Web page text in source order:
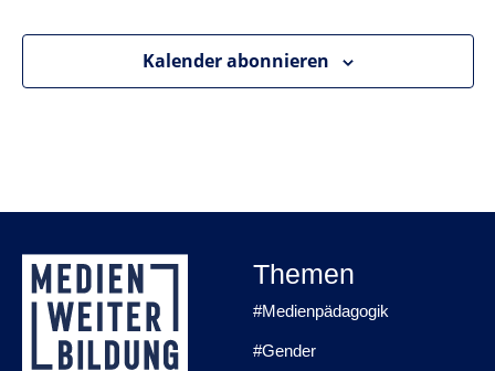
Kalender abonnieren
Themen
#Medienpädagogik
#Gender